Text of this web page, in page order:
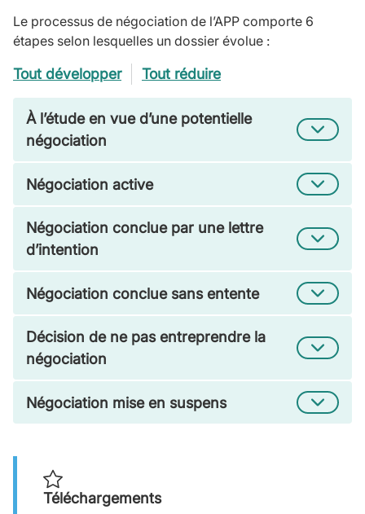
Le processus de négociation de l’APP comporte 6
étapes selon lesquelles un dossier évolue :
Tout développer Tout réduire
À l’étude en vue d’une potentielle
négociation
Négociation active
Négociation conclue par une lettre
d’intention
Négociation conclue sans entente
Décision de ne pas entreprendre la
négociation
Négociation mise en suspens
Téléchargements